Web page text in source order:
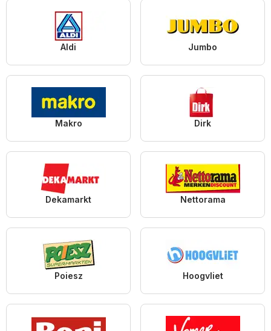
Aldi Jumbo
Makro Dirk
Dekamarkt Nettorama
Poiesz Hoogvliet